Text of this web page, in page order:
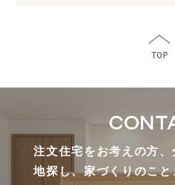
注文住宅をお考えの方
地探し、家づくりのこ